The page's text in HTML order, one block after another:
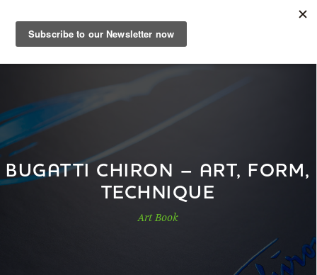
Papiere
BUGATTI CHIRON – ART, FORM,
TECHNIQUE
Art Book